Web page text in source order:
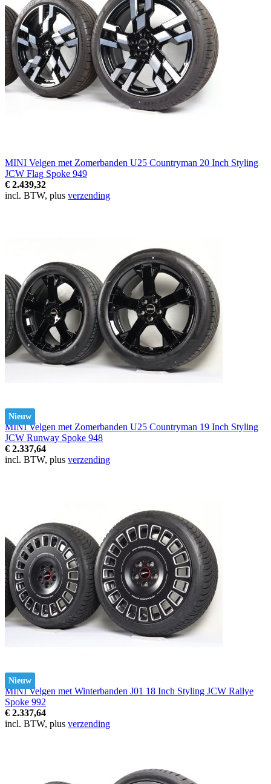
MINI Velgen met Zomerbanden U25 Countryman 20 Inch Styling
JCW Flag Spoke 949
€ 2.439,32
incl. BTW, plus verzending
Nieuw
MINI Velgen met Zomerbanden U25 Countryman 19 Inch Styling
JCW Runway Spoke 948
€ 2.337,64
incl. BTW, plus verzending
Nieuw
MINI Velgen met Winterbanden J01 18 Inch Styling JCW Rallye
Spoke 992
€ 2.337,64
incl. BTW, plus verzending